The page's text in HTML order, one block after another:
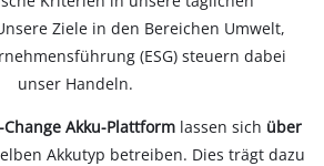
Ziele in den Bereichen Umwelt,
(ESG) steuern dabei
unser Handeln.
Change Akku-Plattform lassen sich über
Akkutyp betreiben. Dies trägt dazu